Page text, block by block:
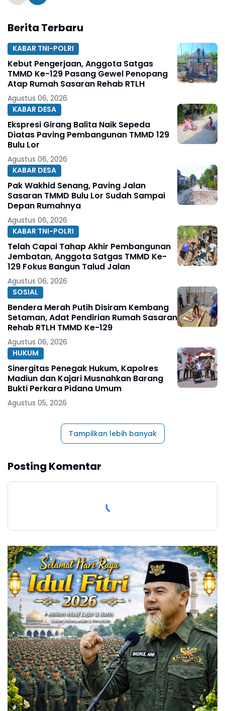
Berita Terbaru
KABAR TNI-POLRI
Kebut Pengerjaan, Anggota Satgas
TMMD Ke-129 Pasang Gewel Penopang
Atap Rumah Sasaran Rehab RTLH
Agustus 06, 2026
KABAR DESA
Ekspresi Girang Balita Naik Sepeda
Diatas Paving Pembangunan TMMD 129
Bulu Lor
Agustus 06, 2026
KABAR DESA
Pak Wakhid Senang, Paving Jalan
Sasaran TMMD Bulu Lor Sudah Sampai
Depan Rumahnya
Agustus 06, 2026
KABAR TNI-POLRI
Telah Capai Tahap Akhir Pembangunan
Jembatan, Anggota Satgas TMMD Ke-
129 Fokus Bangun Talud Jalan
Agustus 06, 2026
SOSIAL
Bendera Merah Putih Disiram Kembang
Setaman, Adat Pendirian Rumah Sasaran
Rehab RTLH TMMD Ke-129
Agustus 06, 2026
HUKUM
Sinergitas Penegak Hukum, Kapolres
Madiun dan Kajari Musnahkan Barang
Bukti Perkara Pidana Umum
Agustus 05, 2026
Tampilkan lebih banyak
Posting Komentar